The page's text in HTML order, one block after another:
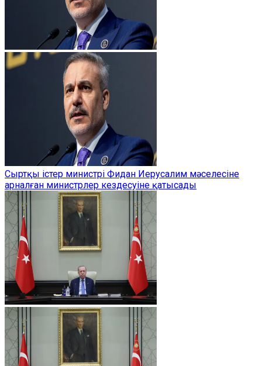
Сыртқы істер министрі Фидан Иерусалим мәселесіне
арналған министрлер кездесуіне қатысады